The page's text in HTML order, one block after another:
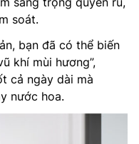
soát.
bạn đã có thể biến
khí mùi hương”,
cả ngày dài mà
nước hoa.